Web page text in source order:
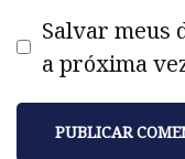
Salvar meus
a próxima